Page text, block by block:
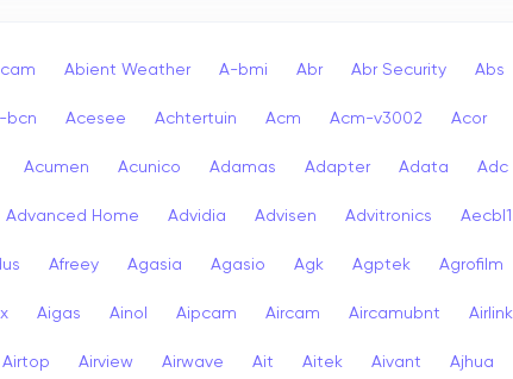
Abient Weather A-bmi Abr Abr Security Abs
bcn Acesee Achtertuin Acm Acm-v3002 Acor
Acumen Acunico Adamas Adapter Adata Adc
Advanced Home Advidia Advisen Advitronics Aecbl1
Afreey Agasia Agasio Agk Agptek Agrofilm
Aigas Ainol Aipcam Aircam Aircamubnt Airlink
Airtop Airview Airwave Ait Aitek Aivant Ajhua